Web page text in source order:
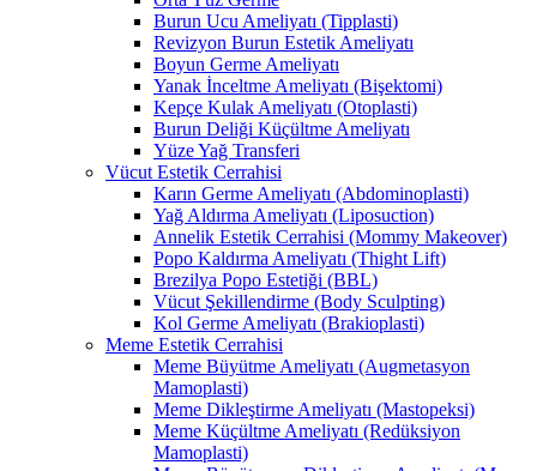
Burun Ucu Ameliyatı (Tipplasti)
Revizyon Burun Estetik Ameliyatı
Boyun Germe Ameliyatı
Yanak İnceltme Ameliyatı (Bişektomi)
Kepçe Kulak Ameliyatı (Otoplasti)
Burun Deliği Küçültme Ameliyatı
Yüze Yağ Transferi
Vücut Estetik Cerrahisi
Karın Germe Ameliyatı (Abdominoplasti)
Yağ Aldırma Ameliyatı (Liposuction)
Annelik Estetik Cerrahisi (Mommy Makeover)
Popo Kaldırma Ameliyatı (Thight Lift)
Brezilya Popo Estetiği (BBL)
Vücut Şekillendirme (Body Sculpting)
Kol Germe Ameliyatı (Brakioplasti)
Meme Estetik Cerrahisi
Meme Büyütme Ameliyatı (Augmetasyon
Mamoplasti)
Meme Dikleştirme Ameliyatı (Mastopeksi)
Meme Küçültme Ameliyatı (Redüksiyon
Mamoplasti)